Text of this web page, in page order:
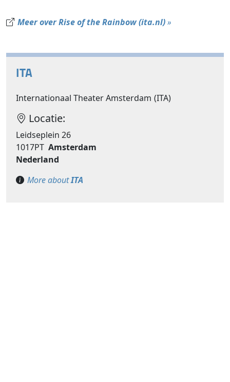
Meer over Rise of the Rainbow (ita.nl)»
ITA
Internationaal Theater Amsterdam (ITA)
Locatie:
Leidseplein 26
1017PT Amsterdam
Nederland
More aboutITA